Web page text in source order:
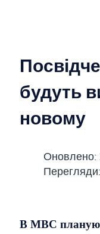
будуть
новому
Оновлено:
В МВС